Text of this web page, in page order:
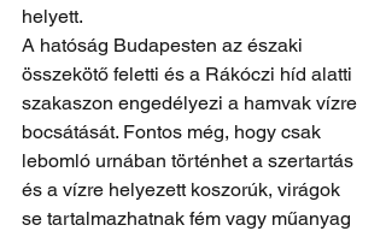
helyett.
A hatóság Budapesten az északi
összekötő feletti és a Rákóczi híd alatti
szakaszon engedélyezi a hamvak vízre
bocsátását. Fontos még, hogy csak
lebomló urnában történhet a szertartás
és a vízre helyezett koszorúk, virágok
se tartalmazhatnak fém vagy műanyag